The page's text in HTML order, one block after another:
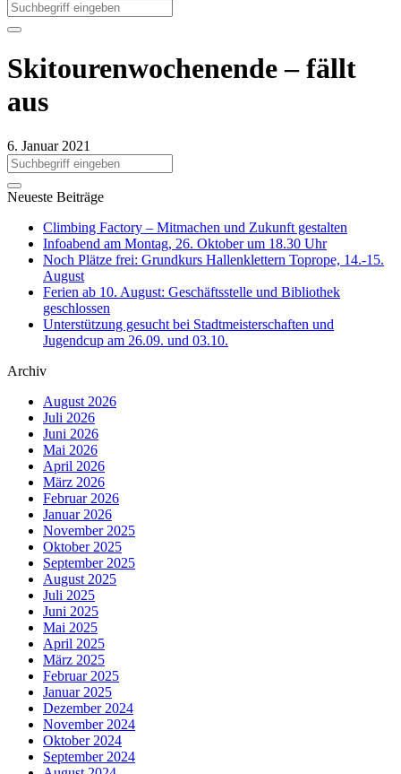
Skitourenwochenende – fällt
aus
6. Januar 2021
Neueste Beiträge
Climbing Factory – Mitmachen und Zukunft gestalten
Infoabend am Montag, 26. Oktober um 18.30 Uhr
Noch Plätze frei: Grundkurs Hallenklettern Toprope, 14.-15.
August
Ferien ab 10. August: Geschäftsstelle und Bibliothek
geschlossen
Unterstützung gesucht bei Stadtmeisterschaften und
Jugendcup am 26.09. und 03.10.
Archiv
August 2026
Juli 2026
Juni 2026
Mai 2026
April 2026
März 2026
Februar 2026
Januar 2026
November 2025
Oktober 2025
September 2025
August 2025
Juli 2025
Juni 2025
Mai 2025
April 2025
März 2025
Februar 2025
Januar 2025
Dezember 2024
November 2024
Oktober 2024
September 2024